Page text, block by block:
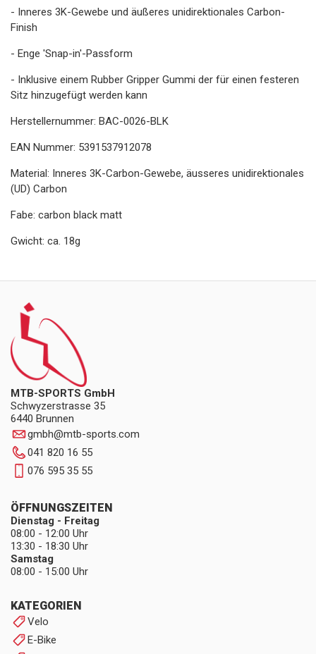
- Inneres 3K-Gewebe und äußeres unidirektionales Carbon-
Finish
- Enge 'Snap-in'-Passform
- Inklusive einem Rubber Gripper Gummi der für einen festeren
Sitz hinzugefügt werden kann
Herstellernummer: BAC-0026-BLK
EAN Nummer: 5391537912078
Material: Inneres 3K-Carbon-Gewebe, äusseres unidirektionales
(UD) Carbon
Fabe: carbon black matt
Gwicht: ca. 18g
MTB-SPORTS GmbH
Schwyzerstrasse 35
6440 Brunnen
gmbh@mtb-sports.com
041 820 16 55
076 595 35 55
KATEGORIEN
Velo
E-Bike
ÖFFNUNGSZEITEN
Dienstag - Freitag
08:00 - 12:00 Uhr
13:30 - 18:30 Uhr
Samstag
08:00 - 15:00 Uhr